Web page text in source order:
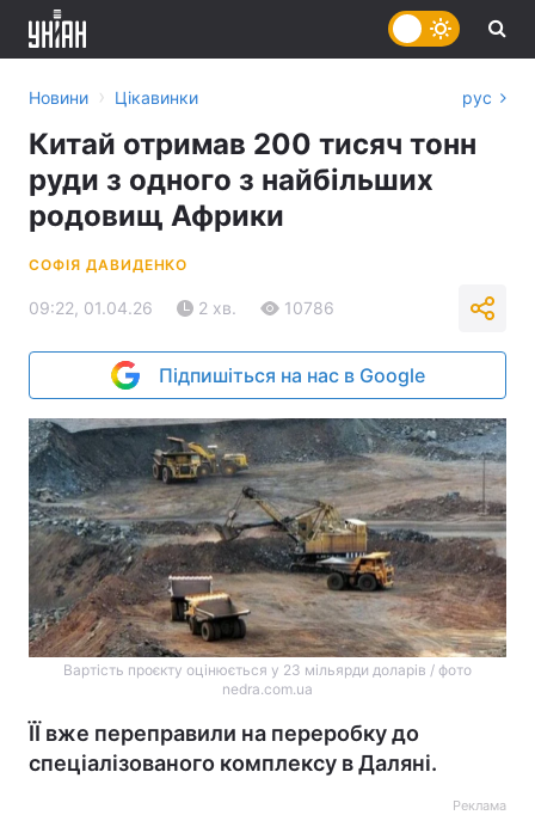
Новини › Цікавинки рус
Китай отримав 200 тисяч тонн
руди з одного з найбільших
родовищ Африки
СОФІЯ ДАВИДЕНКО
09:22, 01.04.26 2 хв. 10786
Підпишіться на нас в Google
Вартість проєкту оцінюється у 23 мільярди доларів / фото
nedra.com.ua
ЇЇ вже переправили на переробку до
спеціалізованого комплексу в Даляні.
Реклама